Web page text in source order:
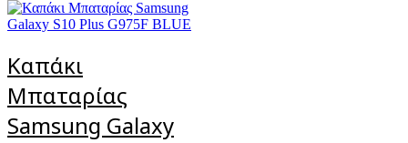
Καπάκι
Μπαταρίας
Samsung Galaxy